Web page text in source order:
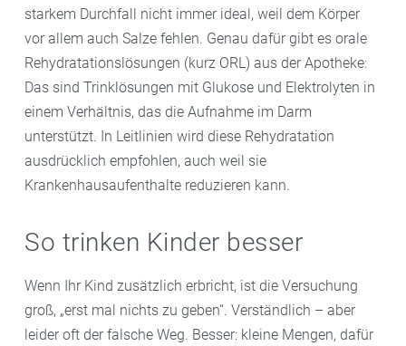
starkem Durchfall nicht immer ideal, weil dem Körper
vor allem auch Salze fehlen. Genau dafür gibt es orale
Rehydratationslösungen (kurz ORL) aus der Apotheke:
Das sind Trinklösungen mit Glukose und Elektrolyten in
einem Verhältnis, das die Aufnahme im Darm
unterstützt. In Leitlinien wird diese Rehydratation
ausdrücklich empfohlen, auch weil sie
Krankenhausaufenthalte reduzieren kann.
So trinken Kinder besser
Wenn Ihr Kind zusätzlich erbricht, ist die Versuchung
groß, „erst mal nichts zu geben“. Verständlich – aber
leider oft der falsche Weg. Besser: kleine Mengen, dafür